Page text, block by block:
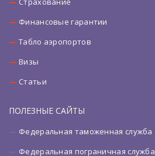
Финансовые гарантии
Табло аэропортов
Визы
Статьи
ПОЛЕЗНЫЕ САЙТЫ
Федеральная таможенная служба
Федеральная пограничная служба